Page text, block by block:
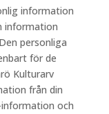
information
information
personliga
för de
Kulturarv
från din
och